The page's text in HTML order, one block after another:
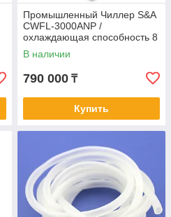
Промышленный Чиллер S&A
CWFL-3000ANP /
охлаждающая способность 8
кВт
В наличии
790 000 ₸
Купить